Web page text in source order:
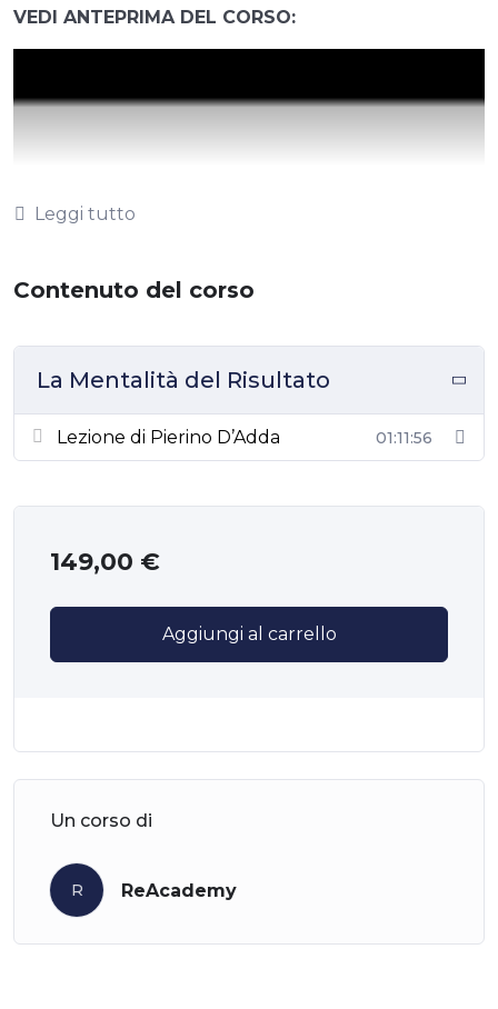
VEDI ANTEPRIMA DEL CORSO:
Scopri come sviluppare una mentalità orientata al
risultato per raggiungere i tuoi obiettivi personali e
progettato per professionisti di ogni settore che
vogliono migliorare la propria capacità di ottenere
risultati concreti attraverso un cambiamento di
mentalità e l’applicazione di strategie efficaci.
Comprendere cos’è la mentalità del risultato e
come influenza il successo.
Costruire una Mentalità Orientata al Risultato:
Tecniche per sviluppare un atteggiamento positivo
e proattivo.
Come coltivare la resilienza e la determinazione per
Leggi tutto
Contenuto del corso
La Mentalità del Risultato
Lezione di Pierino D’Adda 01:11:56
149,00 €
Aggiungi al carrello
Un corso di
R ReAcademy